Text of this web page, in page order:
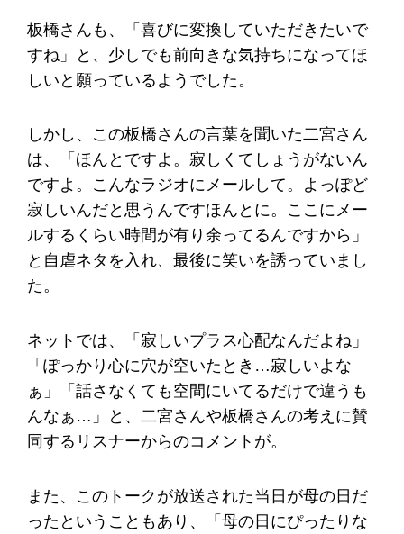
板橋さんも、「喜びに変換していただきたいで
すね」と、少しでも前向きな気持ちになってほ
しいと願っているようでした。
しかし、この板橋さんの言葉を聞いた二宮さん
は、「ほんとですよ。寂しくてしょうがないん
ですよ。こんなラジオにメールして。よっぽど
寂しいんだと思うんですほんとに。ここにメー
ルするくらい時間が有り余ってるんですから」
と自虐ネタを入れ、最後に笑いを誘っていまし
た。
ネットでは、「寂しいプラス心配なんだよね」
「ぽっかり心に穴が空いたとき…寂しいよな
ぁ」「話さなくても空間にいてるだけで違うも
んなぁ…」と、二宮さんや板橋さんの考えに賛
同するリスナーからのコメントが。
また、このトークが放送された当日が母の日だ
ったということもあり、「母の日にぴったりな